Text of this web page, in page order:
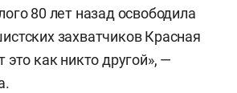
80 лет назад освободила
захватчиков Красная
как никто другой», —